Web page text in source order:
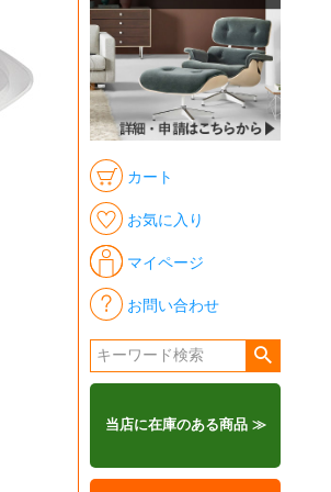
カート
お気に入り
マイページ
お問い合わせ
当店に在庫のある商品 ≫